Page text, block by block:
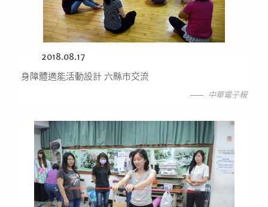
公益義賣
聯絡我們
友善連結
2018.08.17
身障體適能活動設計 六縣市交流
中華電子報